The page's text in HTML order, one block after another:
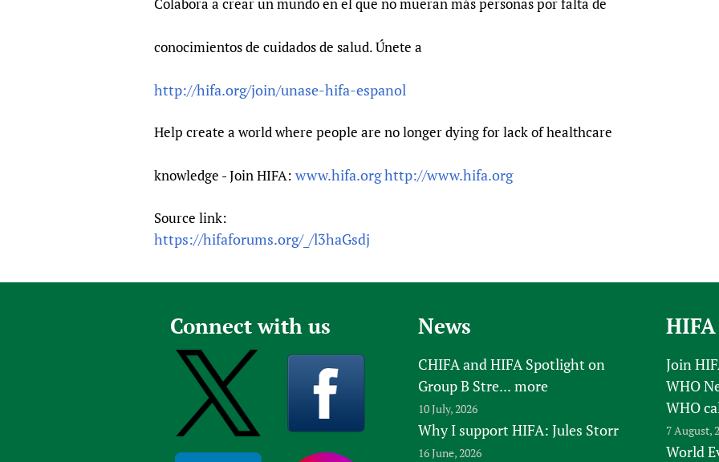
conocimientos de cuidados de salud. Únete a
http://hifa.org/join/unase-hifa-espanol
Help create a world where people are no longer dying for lack of healthcare
knowledge - Join HIFA: www.hifa.orghttp://www.hifa.org
Source link:
https://hifaforums.org/_/l3haGsdj
Connect with us News
CHIFA and HIFA Spotlight on
Group B Stre... more
10 July, 2026
Why I support HIFA: Jules Storr
16 June, 2026
Join
WHO
WHO
7 August,
World